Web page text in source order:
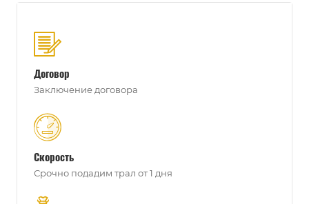
Договор
Заключение договора
Скорость
Срочно подадим трал от 1 дня